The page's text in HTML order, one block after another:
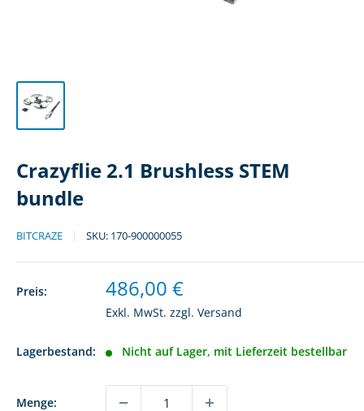
Crazyflie 2.1 Brushless STEM
bundle
BITCRAZE SKU: 170-900000055
Preis: Sonderpreis
486,00 €
Exkl. MwSt. zzgl. Versand
Lagerbestand: Nicht auf Lager, mit Lieferzeit bestellbar
Menge: